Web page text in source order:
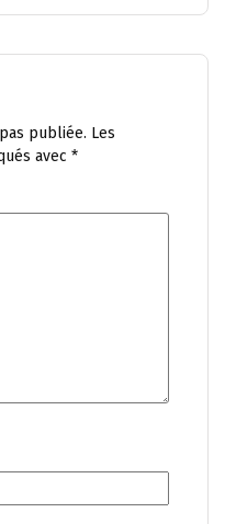
publiée. Les
avec *